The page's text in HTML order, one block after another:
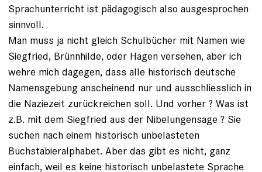
Sprachunterricht ist pädagogisch also ausgesprochen
sinnvoll.
Man muss ja nicht gleich Schulbücher mit Namen wie
Siegfried, Brünnhilde, oder Hagen versehen, aber ich
wehre mich dagegen, dass alle historisch deutsche
Namensgebung anscheinend nur und ausschliesslich in
die Naziezeit zurückreichen soll. Und vorher ? Was ist
z.B. mit dem Siegfried aus der Nibelungensage ? Sie
suchen nach einem historisch unbelasteten
Buchstabieralphabet. Aber das gibt es nicht, ganz
einfach, weil es keine historisch unbelastete Sprache